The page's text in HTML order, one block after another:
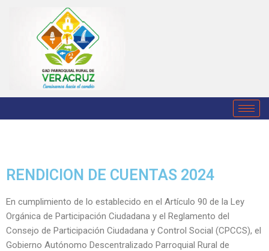
contenido
RENDICION DE CUENTAS 2024
En cumplimiento de lo establecido en el Artículo 90 de la Ley
Orgánica de Participación Ciudadana y el Reglamento del
Consejo de Participación Ciudadana y Control Social (CPCCS), el
Gobierno Autónomo Descentralizado Parroquial Rural de